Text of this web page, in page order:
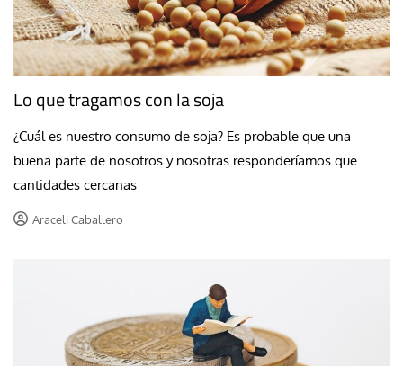
Lo que tragamos con la soja
¿Cuál es nuestro consumo de soja? Es probable que una
buena parte de nosotros y nosotras responderíamos que
cantidades cercanas
Araceli Caballero